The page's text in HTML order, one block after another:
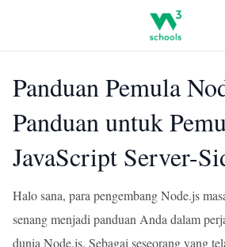
Panduan Pemula
Panduan untuk
JavaScript Server-
Halo sana, para pengembang Node.js
senang menjadi panduan Anda dalam
dunia Node.js. Sebagai seseorang yang